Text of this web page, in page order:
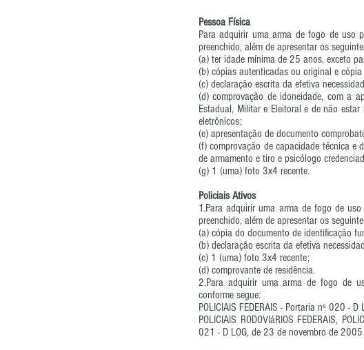
Pessoa Física
Para adquirir uma arma de fogo de uso
preenchido, além de apresentar os
(a) ter idade mínima de 25 anos, exceto
(b) cópias autenticadas ou original e
(c) declaração escrita da efetiva
(d) comprovação de idoneidade, com a
Estadual, Militar e Eleitoral e de não
eletrônicos;
(e) apresentação de documento
(f) comprovação de capacidade técnica e
de armamento e tiro e psicólogo
(g) 1 (uma) foto 3x4 recente.
Policiais Ativos
1.Para adquirir uma arma de fogo de
preenchido, além de apresentar os
(a) cópia do documento de identificação
(b) declaração escrita da efetiva
(c) 1 (uma) foto 3x4 recente;
(d) comprovante de residência.
2.Para adquirir uma arma de fogo de
conforme segue:
POLICIAIS FEDERAIS - Portaria nº 020 -
POLICIAIS RODOVIáRIOS FEDERAIS,
021 - D LOG, de 23 de novembro de 2005